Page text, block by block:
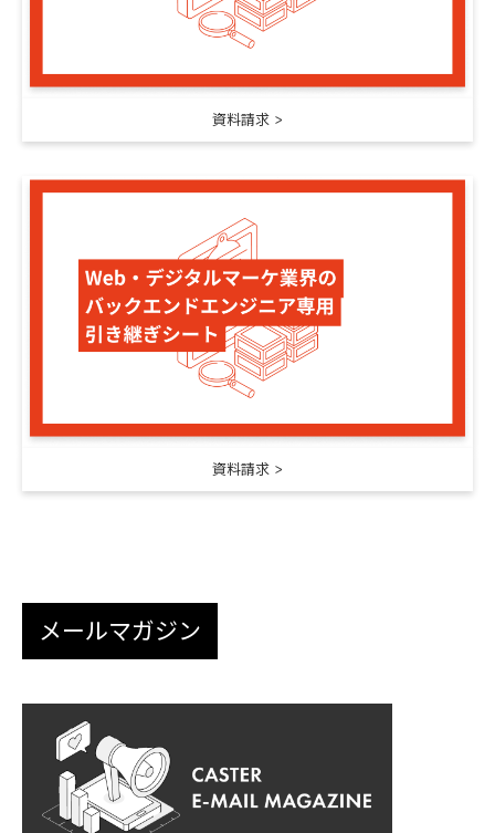
資料請求
資料請求
メールマガジン